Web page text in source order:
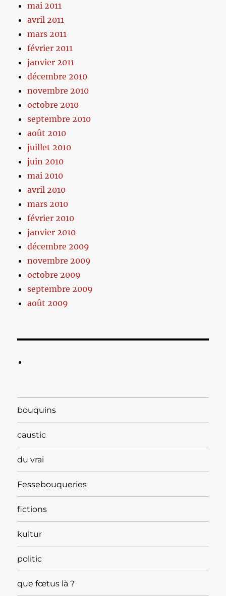
mai 2011
avril 2011
mars 2011
février 2011
janvier 2011
décembre 2010
novembre 2010
octobre 2010
septembre 2010
août 2010
juillet 2010
juin 2010
mai 2010
avril 2010
mars 2010
février 2010
janvier 2010
décembre 2009
novembre 2009
octobre 2009
septembre 2009
août 2009
bouquins
caustic
du vrai
Fessebouqueries
fictions
kultur
politic
que fœtus là ?